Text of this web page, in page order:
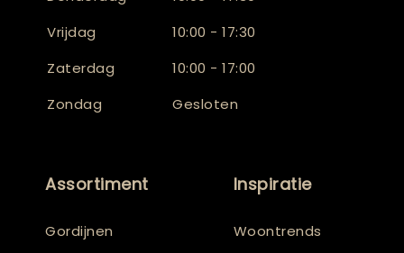
Vrijdag
10:00 - 17:30
Zaterdag
10:00 - 17:00
Zondag
Gesloten
Assortiment
Gordijnen
Inspiratie
Woontrends